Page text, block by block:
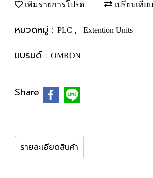
เพิ่มรายการโปรด เปรียบเทียบ
หมวดหมู่ : PLC , Extention Units
แบรนด์ : OMRON
Share
รายละเอียดสินค้า